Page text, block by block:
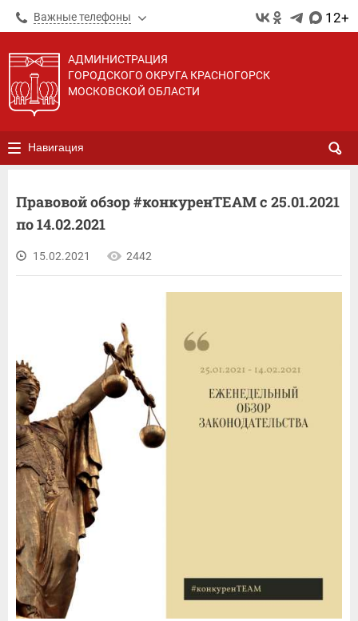
Важные телефоны 12+
АДМИНИСТРАЦИЯ
ГОРОДСКОГО ОКРУГА КРАСНОГОРСК
МОСКОВСКОЙ ОБЛАСТИ
Навигация
Правовой обзор #конкуренTEAM с 25.01.2021
по 14.02.2021
15.02.2021 2442